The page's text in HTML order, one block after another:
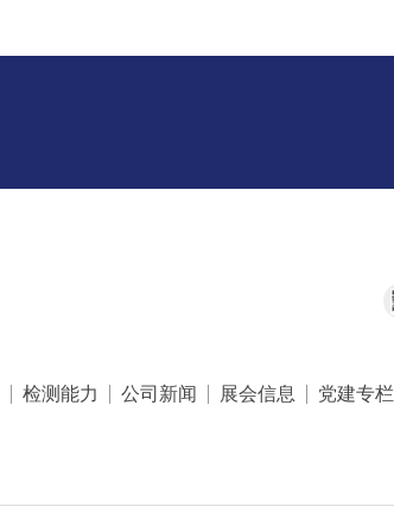
检测能力 公司新闻 展会信息 党建专栏